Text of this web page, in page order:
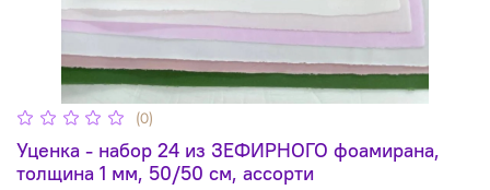
(0)
Уценка - набор 24 из ЗЕФИРНОГО фоамирана,
толщина 1 мм, 50/50 см, ассорти